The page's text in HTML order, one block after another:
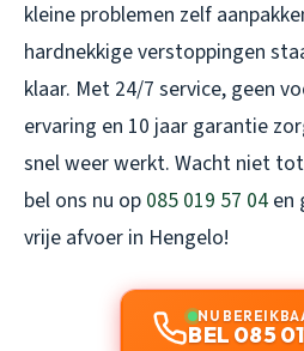
kleine problemen zelf
hardnekkige verstoppingen
klaar. Met 24/7 service, geen
ervaring en 10 jaar garantie
snel weer werkt. Wacht niet
bel ons nu op 085 019 57 04 en
vrije afvoer in Hengelo!
NU
BEL 085